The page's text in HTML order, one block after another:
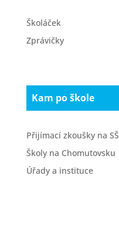
Školáček
Zprávičky
Kam po škole
Přijímací zkoušky na SŠ
Školy na Chomutovsku
Úřady a instituce